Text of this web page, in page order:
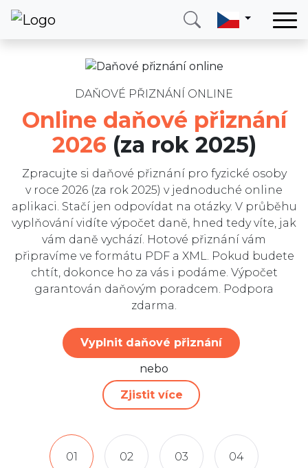
O nás
Kontakt
Zavolejte mi Přihlásit se
Daně v Česku a na Slovensku
Služby k DPH
FAQ
Recenze
Blog
Napište nám
DAŇOVÉ PŘIZNÁNÍ ONLINE
Online daňové přiznání
2026 (za rok 2025)
Zpracujte si daňové přiznání pro fyzické osoby
v roce 2026 (za rok 2025) v jednoduché online
aplikaci. Stačí jen odpovídat na otázky. V průběhu
vyplňování vidíte výpočet daně, hned tedy víte, jak
vám daně vychází. Hotové přiznání vám
připravíme ve formátu PDF a XML. Pokud budete
chtít, dokonce ho za vás i podáme. Výpočet
garantován daňovým poradcem. Podpora
zdarma.
Vyplnit daňové přiznání
nebo
Zjistit více
01 02 03 04